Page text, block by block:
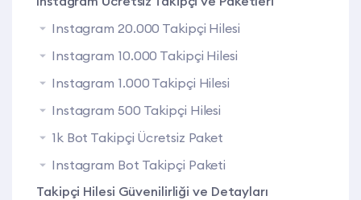
Instagram 20.000 Takipçi Hilesi
Instagram 10.000 Takipçi Hilesi
Instagram 1.000 Takipçi Hilesi
Instagram 500 Takipçi Hilesi
1k Bot Takipçi Ücretsiz Paket
Instagram Bot Takipçi Paketi
Takipçi Hilesi Güvenilirliği ve Detayları